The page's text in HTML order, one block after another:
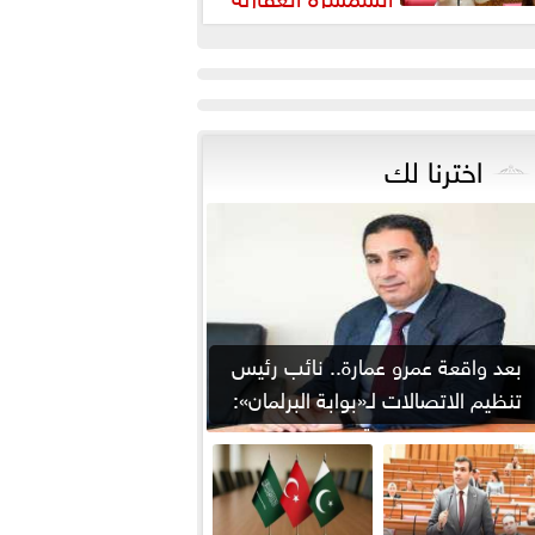
لضبط السوق وحماية
اخترنا لك
بعد واقعة عمرو عمارة.. نائب رئيس
تنظيم الاتصالات لـ«بوابة البرلمان»:
من يوقع...